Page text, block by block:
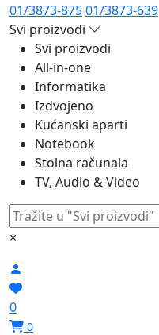
01/3873-87501/3873-639
Svi proizvodi
Svi proizvodi
All-in-one
Informatika
Izdvojeno
Kućanski aparti
Notebook
Stolna računala
TV, Audio & Video
×
0
0